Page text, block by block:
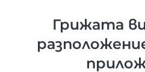
Грижата